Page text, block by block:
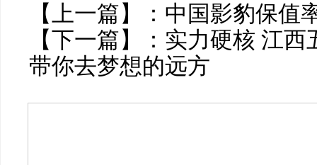
【上一篇】： 中国影豹保值
【下一篇】： 实力硬核 江西
带你去梦想的远方